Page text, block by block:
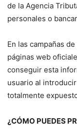
de la Agencia
personales o
En las campañas
páginas web
conseguir esta
usuario al
totalmente
¿CÓMO PUEDES